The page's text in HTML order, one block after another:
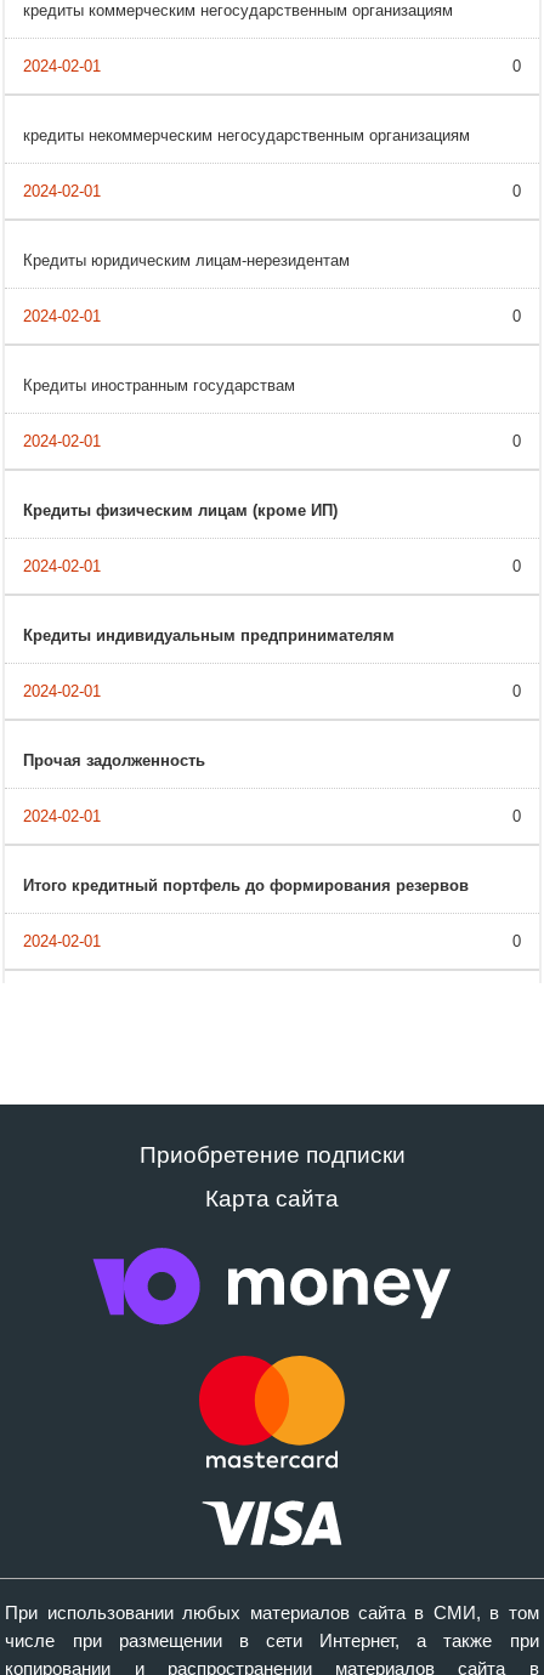
кредиты коммерческим негосударственным организациям
0
кредиты некоммерческим негосударственным организациям
0
Кредиты юридическим лицам-нерезидентам
0
Кредиты иностранным государствам
0
Кредиты физическим лицам (кроме ИП)
0
Кредиты индивидуальным предпринимателям
0
Прочая задолженность
0
Итого кредитный портфель до формирования резервов
0
Приобретение подписки
Карта сайта
При использовании любых материалов сайта в СМИ, в том
числе при размещении в сети Интернет, а также при
копировании и распространении материалов сайта в